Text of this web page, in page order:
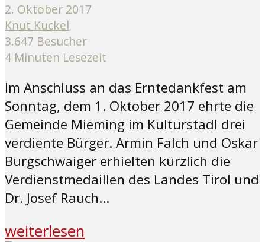
2. Oktober 2017
Knut Kuckel
3.647 Besucher
4 Minuten Lesezeit
Im Anschluss an das Erntedankfest am
Sonntag, dem 1. Oktober 2017 ehrte die
Gemeinde Mieming im Kulturstadl drei
verdiente Bürger. Armin Falch und Oskar
Burgschwaiger erhielten kürzlich die
Verdienstmedaillen des Landes Tirol und
Dr. Josef Rauch...
weiterlesen